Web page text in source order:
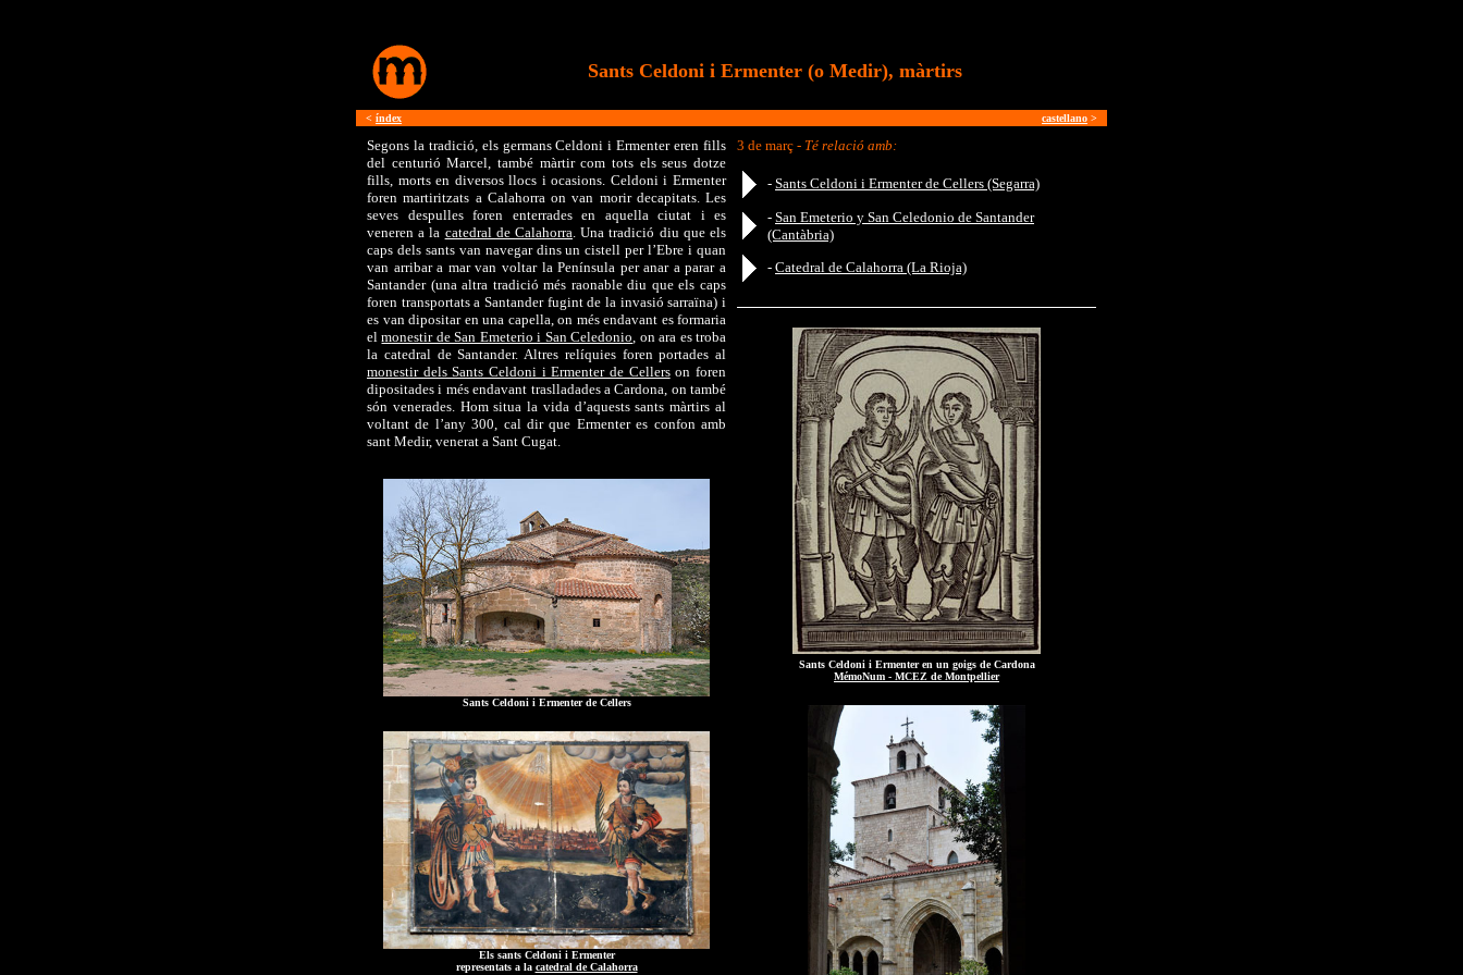
Sants Celdoni i Ermenter (o Medir), màrtirs
< índex castellano >
Segons la tradició, els germans Celdoni i Ermenter eren fills
del centurió Marcel, també màrtir com tots els seus dotze
fills, morts en diversos llocs i ocasions. Celdoni i Ermenter
foren martiritzats a Calahorra on van morir decapitats. Les
seves despulles foren enterrades en aquella ciutat i es
veneren a la catedral de Calahorra. Una tradició diu que els
caps dels sants van navegar dins un cistell per l’Ebre i quan
van arribar a mar van voltar la Península per anar a parar a
Santander (una altra tradició més raonable diu que els caps
foren transportats a Santander fugint de la invasió sarraïna) i
es van dipositar en una capella, on més endavant es formaria
elmonestir de San Emeterio i San Celedonio, on ara es troba
la catedral de Santander. Altres relíquies foren portades al
monestir dels Sants Celdoni i Ermenter de Cellerson foren
dipositades i més endavant traslladades a Cardona, on també
són venerades. Hom situa la vida d’aquests sants màrtirs al
voltant de l’any 300, cal dir que Ermenter es confon amb
sant Medir, venerat a Sant Cugat.
Sants Celdoni i Ermenter de Cellers
Els sants Celdoni i Ermenter
representats a la catedral de Calahorra
3 de març - Té relació amb:
- Sants Celdoni i Ermenter de Cellers (Segarra)
- San Emeterio y San Celedonio de Santander
(Cantàbria)
- Catedral de Calahorra (La Rioja)
Sants Celdoni i Ermenter en un goigs de Cardona
MémoNum - MCEZ de Montpellier